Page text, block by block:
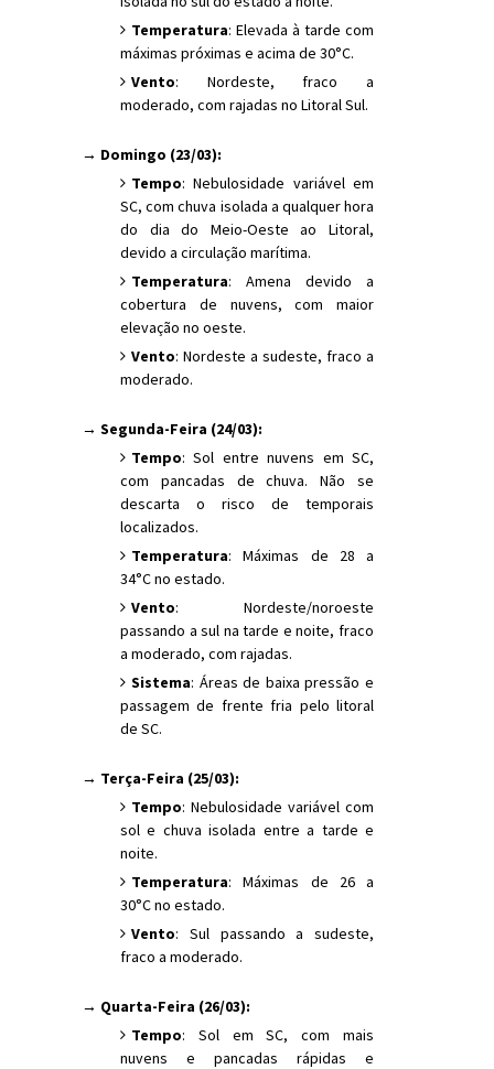
Temperatura: Elevada à tarde com
máximas próximas e acima de 30°C.
Vento: Nordeste, fraco a
moderado, com rajadas no Litoral Sul.
→ Domingo (23/03):
Tempo: Nebulosidade variável em
SC, com chuva isolada a qualquer hora
do dia do Meio-Oeste ao Litoral,
devido a circulação marítima.
Temperatura: Amena devido a
cobertura de nuvens, com maior
elevação no oeste.
Vento: Nordeste a sudeste, fraco a
moderado.
→ Segunda-Feira (24/03):
Tempo: Sol entre nuvens em SC,
com pancadas de chuva. Não se
descarta o risco de temporais
localizados.
Temperatura: Máximas de 28 a
34°C no estado.
Vento: Nordeste/noroeste
passando a sul na tarde e noite, fraco
a moderado, com rajadas.
Sistema: Áreas de baixa pressão e
passagem de frente fria pelo litoral
de SC.
→ Terça-Feira (25/03):
Tempo: Nebulosidade variável com
sol e chuva isolada entre a tarde e
noite.
Temperatura: Máximas de 26 a
30°C no estado.
Vento: Sul passando a sudeste,
fraco a moderado.
→ Quarta-Feira (26/03):
Tempo: Sol em SC, com mais
nuvens e pancadas rápidas e